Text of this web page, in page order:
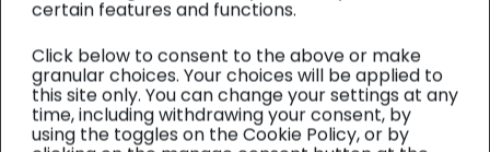
certain features and functions.
Click below to consent to the above or make
granular choices. Your choices will be applied to
this site only. You can change your settings at any
time, including withdrawing your consent, by
using the toggles on the Cookie Policy, or by